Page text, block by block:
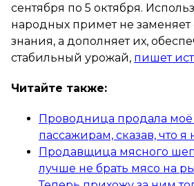
сентября по 5 октября.
народных примет не
знания, а дополняет их,
стабильный урожай, пишет
Читайте также:
Проводница продала
пассажирам, сказав, что
Продавщица мясного
лучше не брать мясо на